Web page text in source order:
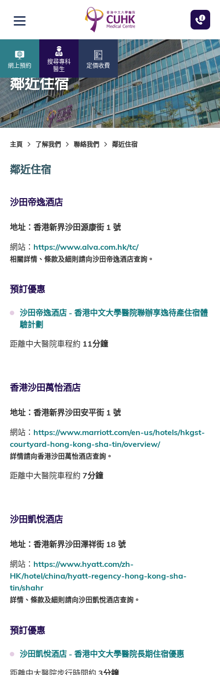
打開選單
網上預約
搜尋專科
醫生
定價收費
鄰近住宿
主頁 了解我們 聯絡我們 鄰近住宿
鄰近住宿
沙田帝逸酒店
地址：香港新界沙田源康街 1 號
網站： https://www.alva.com.hk/tc/
相關詳情、條款及細則請向沙田帝逸酒店查詢。
預訂優惠
沙田帝逸酒店 - 香港中文大學醫院聯辦享逸待產住宿體
驗計劃
距離中大醫院車程約 11分鐘
香港沙田萬怡酒店
地址：香港新界沙田安平街 1 號
網站： https://www.marriott.com/en-us/hotels/hkgst-
courtyard-hong-kong-sha-tin/overview/
詳情請向香港沙田萬怡酒店查詢。
距離中大醫院車程約 7分鐘
沙田凱悅酒店
地址：香港新界沙田澤祥街 18 號
網站： https://www.hyatt.com/zh-
HK/hotel/china/hyatt-regency-hong-kong-sha-
tin/shahr
詳情、條款及細則請向沙田凱悅酒店查詢。
預訂優惠
沙田凱悅酒店 - 香港中文大學醫院長期住宿優惠